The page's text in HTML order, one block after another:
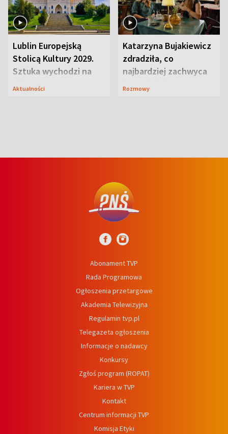
Lublin Europejską
Stolicą Kultury 2029.
Sztuka wychodzi na
ulice
Aktualności
Katarzyna Bujakiewicz
zdradziła, co
najbardziej zachwyca
ją w Lublinie
Rozmowy
Abonament TVP
Rada Programowa
Ogłoszenia przetargowe
Akademia Telewizyjna
Regulamin tvp.pl
Telegazeta ogłoszenia
Informacje o nadawcy
Konkursy
Zgłoś program (ROPAT)
Kariera w TVP
Kontakt
Centrum informacji TVP
Komisja Etyki